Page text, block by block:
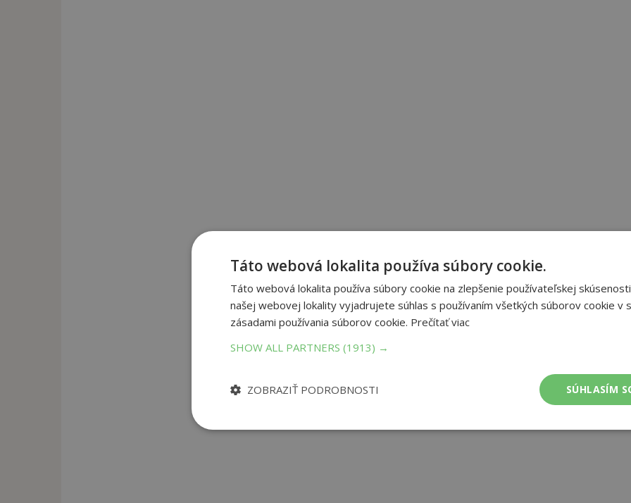
Táto webová lokalita používa súbory cookie.
Táto webová lokalita používa súbory cookie na zlepšenie používateľskej
našej webovej lokality vyjadrujete súhlas s používaním všetkých súborov cookie v
zásadami používania súborov cookie. Prečítať viac
SHOW ALL PARTNERS (1913) →
SÚHLASÍM
ZOBRAZIŤ PODROBNOSTI